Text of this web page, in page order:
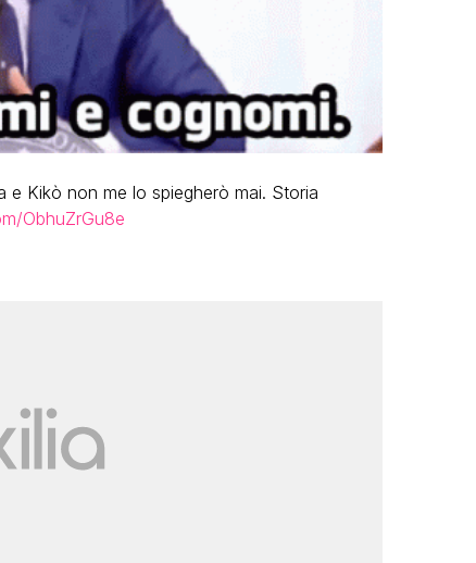
e Kikò non me lo spiegherò mai. Storia
ObhuZrGu8e